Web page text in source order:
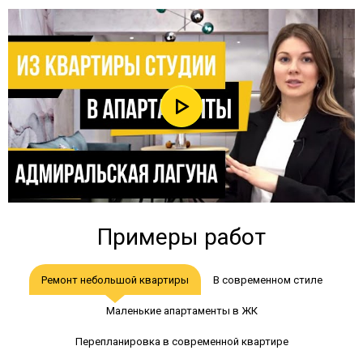
Примеры работ
Ремонт небольшой квартиры В современном стиле
Маленькие апартаменты в ЖК
Перепланировка в современной квартире